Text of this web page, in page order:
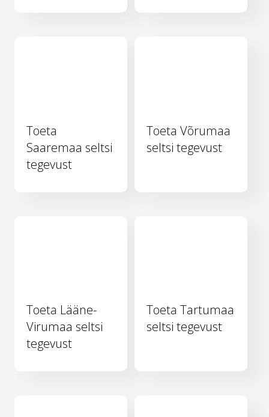
Toeta
Saaremaa seltsi
tegevust
Toeta Võrumaa
seltsi tegevust
Toeta Lääne-
Virumaa seltsi
tegevust
Toeta Tartumaa
seltsi tegevust